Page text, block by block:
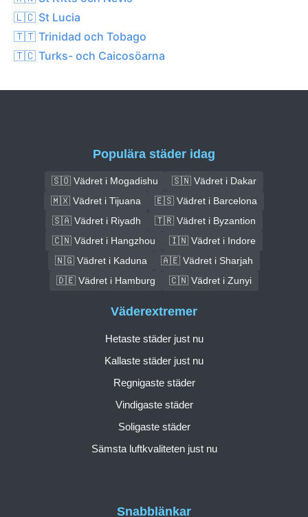
🇱🇨 St Lucia
🇹🇹 Trinidad och Tobago
🇹🇨 Turks- och Caicosöarna
Populära städer idag
🇸🇴 Vädret i Mogadishu
🇸🇳 Vädret i Dakar
🇲🇽 Vädret i Tijuana
🇪🇸 Vädret i Barcelona
🇸🇦 Vädret i Riyadh
🇹🇷 Vädret i Byzantion
🇨🇳 Vädret i Hangzhou
🇮🇳 Vädret i Indore
🇳🇬 Vädret i Kaduna
🇦🇪 Vädret i Sharjah
🇩🇪 Vädret i Hamburg
🇨🇳 Vädret i Zunyi
Snabblänkar
Väderextremer
Hetaste städer just nu
Kallaste städer just nu
Regnigaste städer
Vindigaste städer
Soligaste städer
Sämsta luftkvaliteten just nu